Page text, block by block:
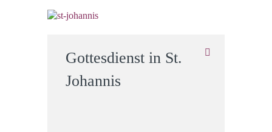
Gottesdienst in St.
Johannis